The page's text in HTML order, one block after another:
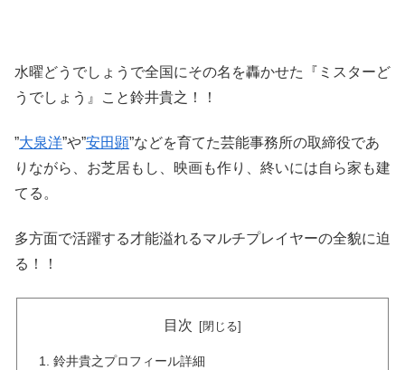
水曜どうでしょうで全国にその名を轟かせた『ミスターど
うでしょう』こと鈴井貴之！！
”大泉洋”や”安田顕”などを育てた芸能事務所の取締役であ
りながら、お芝居もし、映画も作り、終いには自ら家も建
てる。
多方面で活躍する才能溢れるマルチプレイヤーの全貌に迫
る！！
目次
鈴井貴之プロフィール詳細